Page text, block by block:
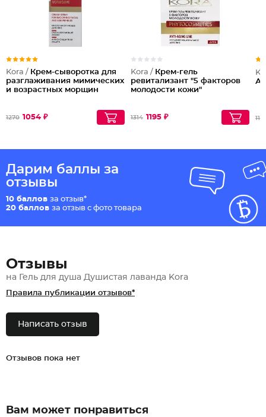
Kora / Крем-сыворотка для
разглаживания мимических
и возрастных морщин
1270 1054 ₽
Kora / Крем-гель
ревитализант "5 факторов
молодости кожи"
1314 1195 ₽
Дарим баллы за
отзывы
10 баллов за отзыв*
20 баллов за отзыв с фото товара
Отзывы
на Гель для душа Душистая лаванда Kora
Правила публикации отзывов*
Написать отзыв
Отзывов пока нет
Вам может понравиться